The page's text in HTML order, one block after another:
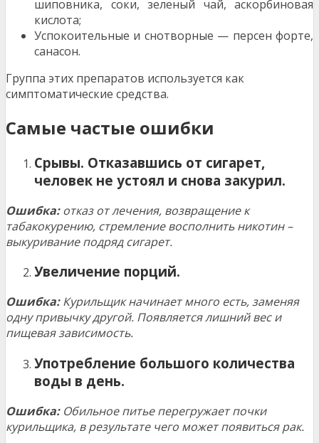
шиповника, соки, зеленый чай, аскорбиновая
кислота;
Успокоительные и снотворные — персен форте,
санасон.
Группа этих препаратов используется как
симптоматические средства.
Самые частые ошибки
Срывы. Отказавшись от сигарет,
человек не устоял и снова закурил.
Ошибка:отказ от лечения, возвращение к
табакокурению, стремление восполнить никотин –
выкуривание подряд сигарет.
Увеличение порций.
Ошибка:Курильщик начинает много есть, заменяя
одну привычку другой. Появляетсялишний вес и
пищевая зависимость.
Употребление большого количества
воды в день.
Ошибка:Обильное питье перегружает почки
курильщика, в результате чего может появиться рак.